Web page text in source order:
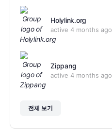
Holylink.org
active 4 months ago
Zippang
active 4 months ago
전체 보기